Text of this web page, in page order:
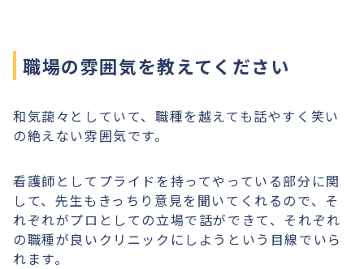
職場の雰囲気を教えてください
和気藹々としていて、職種を越えても話やすく笑い
の絶えない雰囲気です。
看護師としてプライドを持ってやっている部分に関
して、先生もきっちり意見を聞いてくれるので、そ
れぞれがプロとしての立場で話ができて、それぞれ
の職種が良いクリニックにしようという目線でいら
れます。